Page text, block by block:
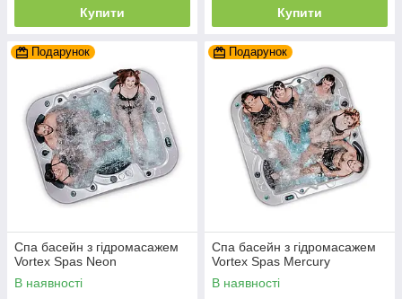
Купити Купити
Подарунок
Спа басейн з гідромасажем
Vortex Spas Neon
В наявності
Подарунок
Спа басейн з гідромасажем
Vortex Spas Mercury
В наявності